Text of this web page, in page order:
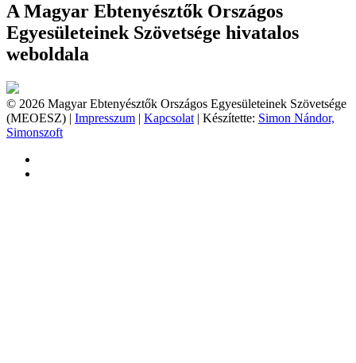
A Magyar Ebtenyésztők Országos
Egyesületeinek Szövetsége hivatalos
weboldala
© 2026 Magyar Ebtenyésztők Országos Egyesületeinek Szövetsége
(MEOESZ) | Impresszum | Kapcsolat | Készítette: Simon Nándor,
Simonszoft